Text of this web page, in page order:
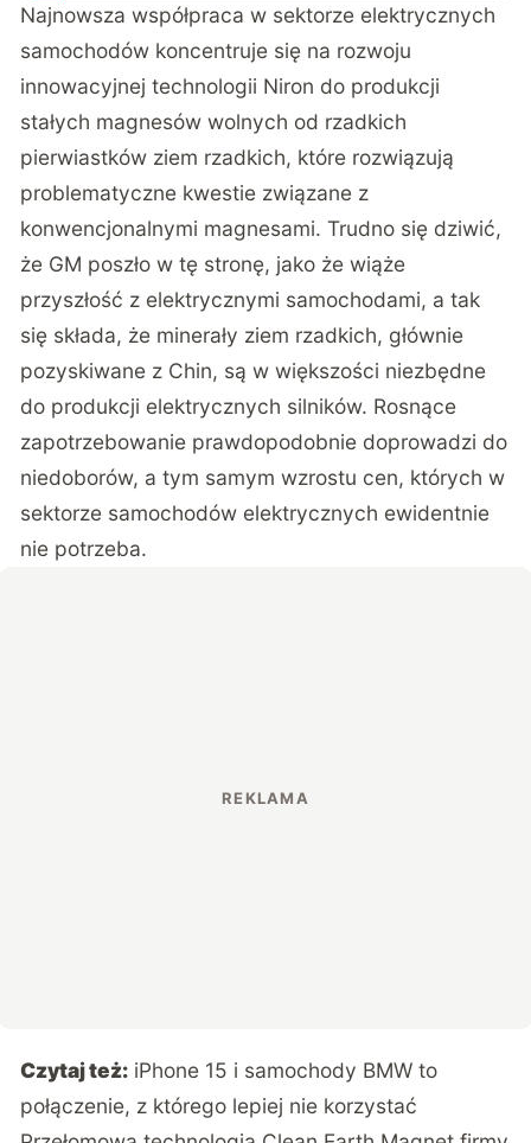
Najnowsza współpraca w sektorze elektrycznych
samochodów koncentruje się na rozwoju
innowacyjnej technologii Niron do produkcji
stałych magnesów wolnych od rzadkich
pierwiastków ziem rzadkich, które rozwiązują
problematyczne kwestie związane z
konwencjonalnymi magnesami. Trudno się dziwić,
że GM poszło w tę stronę, jako że wiąże
przyszłość z elektrycznymi samochodami, a tak
się składa, że minerały ziem rzadkich, głównie
pozyskiwane z Chin, są w większości niezbędne
do produkcji elektrycznych silników. Rosnące
zapotrzebowanie prawdopodobnie doprowadzi do
niedoborów, a tym samym wzrostu cen, których w
sektorze samochodów elektrycznych ewidentnie
nie potrzeba.
Czytaj też: iPhone 15 i samochody BMW to
połączenie, z którego lepiej nie korzystać